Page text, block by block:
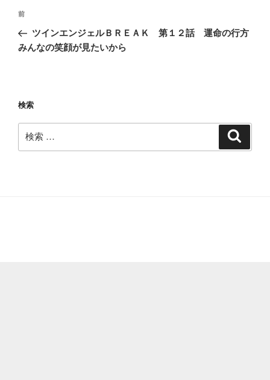
投
ナ
シ
ョ
ン
過
去
の
前
ツインエンジェルＢＲＥＡＫ 第１２話 運命の行方
みんなの笑顔が見たいから
検索
索: